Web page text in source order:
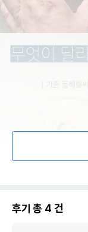
후기 총 4 건